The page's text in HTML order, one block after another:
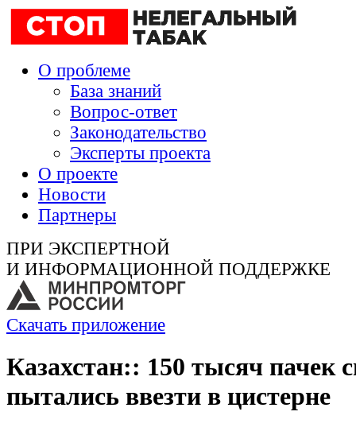
О проблеме
База знаний
Вопрос-ответ
Законодательство
Эксперты проекта
О проекте
Новости
Партнеры
ПРИ ЭКСПЕРТНОЙ
И ИНФОРМАЦИОННОЙ ПОДДЕРЖКЕ
Скачать приложение
Казахстан:: 150 тысяч пачек
пытались ввезти в цистерне